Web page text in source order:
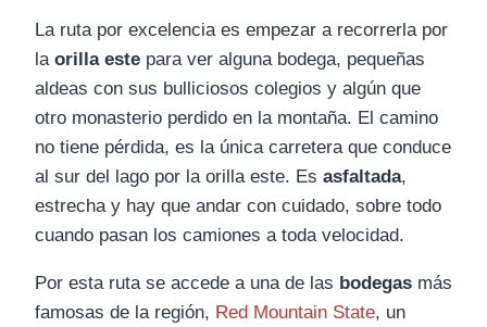
La ruta por excelencia es empezar a recorrerla por
la orilla este para ver alguna bodega, pequeñas
aldeas con sus bulliciosos colegios y algún que
otro monasterio perdido en la montaña. El camino
no tiene pérdida, es la única carretera que conduce
al sur del lago por la orilla este. Es asfaltada,
estrecha y hay que andar con cuidado, sobre todo
cuando pasan los camiones a toda velocidad.
Por esta ruta se accede a una de las bodegas más
famosas de la región, Red Mountain State, un